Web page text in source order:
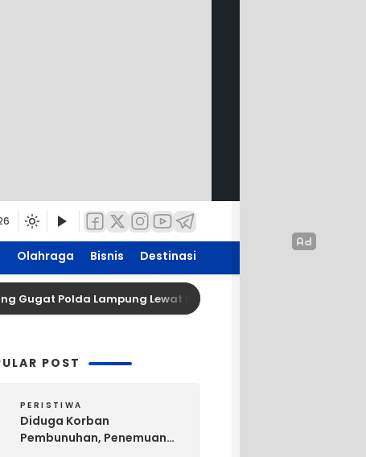
Olahraga Bisnis Destinasi
Polda Lampung Lewat Praperadilan: Dirut PT San Xiong
POST
PERISTIWA
Diduga Korban
Pembunuhan, Penemuan